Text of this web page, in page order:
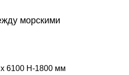
морскими
6100 Н-1800 мм